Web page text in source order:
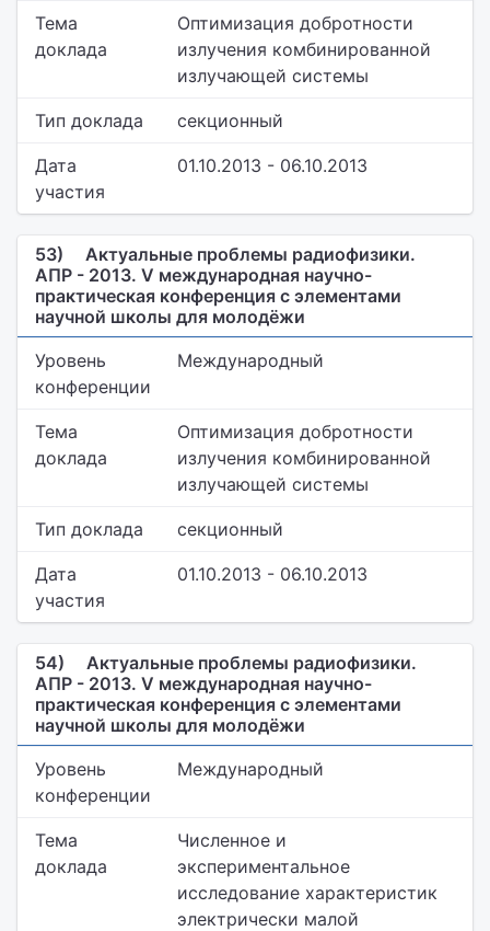
Тема
доклада
Оптимизация добротности
излучения комбинированной
излучающей системы
Тип доклада секционный
Дата
участия
01.10.2013 - 06.10.2013
53)
Актуальные проблемы радиофизики.
АПР - 2013. V международная научно-
практическая конференция с элементами
научной школы для молодёжи
Уровень
конференции
Международный
Тема
доклада
Оптимизация добротности
излучения комбинированной
излучающей системы
Тип доклада секционный
Дата
участия
01.10.2013 - 06.10.2013
54)
Актуальные проблемы радиофизики.
АПР - 2013. V международная научно-
практическая конференция с элементами
научной школы для молодёжи
Уровень
конференции
Международный
Тема
доклада
Численное и
экспериментальное
исследование характеристик
электрически малой